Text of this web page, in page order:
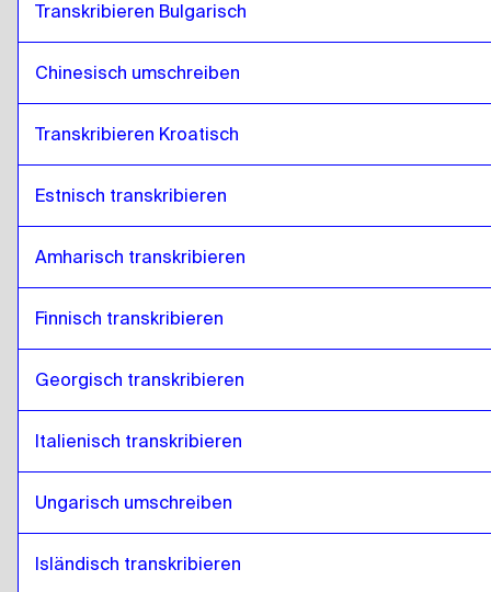
Transkribieren Bulgarisch
Chinesisch umschreiben
Transkribieren Kroatisch
Estnisch transkribieren
Amharisch transkribieren
Finnisch transkribieren
Georgisch transkribieren
Italienisch transkribieren
Ungarisch umschreiben
Isländisch transkribieren